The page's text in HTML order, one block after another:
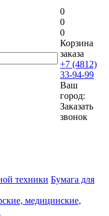
0
0
0
Корзина
заказа
+7 (4812)
33-94-99
Ваш
город:
Заказать
звонок
Бумага для